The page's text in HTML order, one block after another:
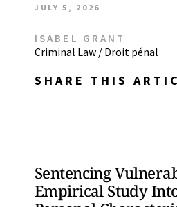
JULY 5, 2026
ISABEL GRANT
Criminal Law / Droit pénal
SHARE THIS
Sentencing
Empirical Study